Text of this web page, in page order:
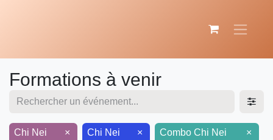
Formations à venir
Chi Nei
×
Chi Nei
×
Combo Chi Nei
×